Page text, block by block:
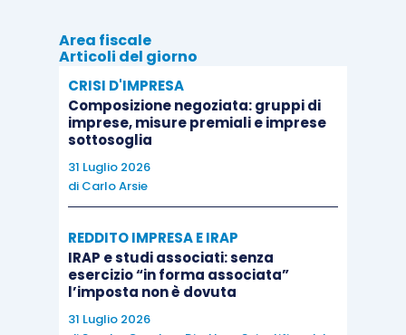
Area fiscale
Articoli del giorno
CRISI D'IMPRESA
Composizione negoziata: gruppi di
imprese, misure premiali e imprese
sottosoglia
31 Luglio 2026
di Carlo Arsie
REDDITO IMPRESA E IRAP
IRAP e studi associati: senza
esercizio “in forma associata”
l’imposta non è dovuta
31 Luglio 2026